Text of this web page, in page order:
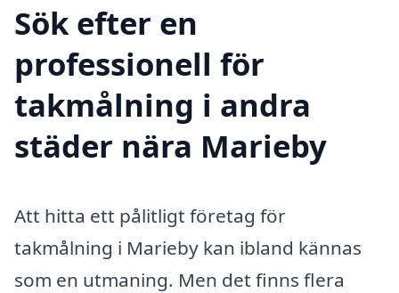
Sök efter en
professionell för
takmålning i andra
städer nära Marieby
Att hitta ett pålitligt företag för
takmålning i Marieby kan ibland kännas
som en utmaning. Men det finns flera